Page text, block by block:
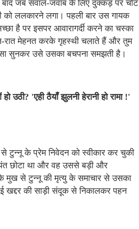
जब सवाल-जवाब के लिए दुक्कड़ पर चोट
ललकारने लगा। पहली बार उस गायक
है पर इसपर आवारागर्दी करने का चस्का
रात मेहनत करके गृहस्थी चलाते हैं और तुम
सुनकर उसे उसका बचपना समझती है।
उठी? 'एही ठैयाँ झुलनी हेरानी हो रामा !'
से टुन्नू के प्रेम निवेदन को स्वीकार कर चुकी
छोटा था और वह उससे बड़ी और
के मुख से टुन्नू की मृत्यु के समाचार से उसका
की साड़ी संदूक से निकालकर पहन